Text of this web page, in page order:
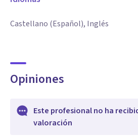
Castellano (Español), Inglés
Opiniones
Este profesional no ha
valoración